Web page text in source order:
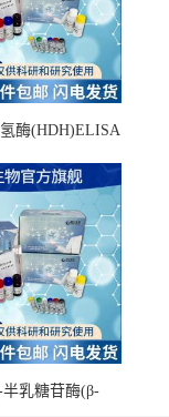
酶(HDH)ELISA
半乳糖苷酶(β-